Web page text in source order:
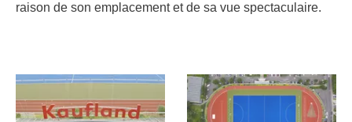
raison de son emplacement et de sa vue spectaculaire.